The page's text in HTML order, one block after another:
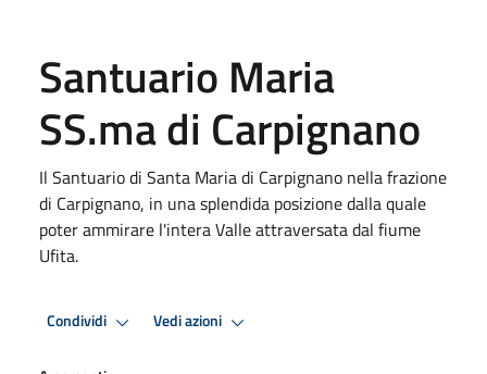
Santuario Maria
SS.ma di Carpignano
Il Santuario di Santa Maria di Carpignano nella frazione
di Carpignano, in una splendida posizione dalla quale
poter ammirare l'intera Valle attraversata dal fiume
Ufita.
Condividi Vedi azioni